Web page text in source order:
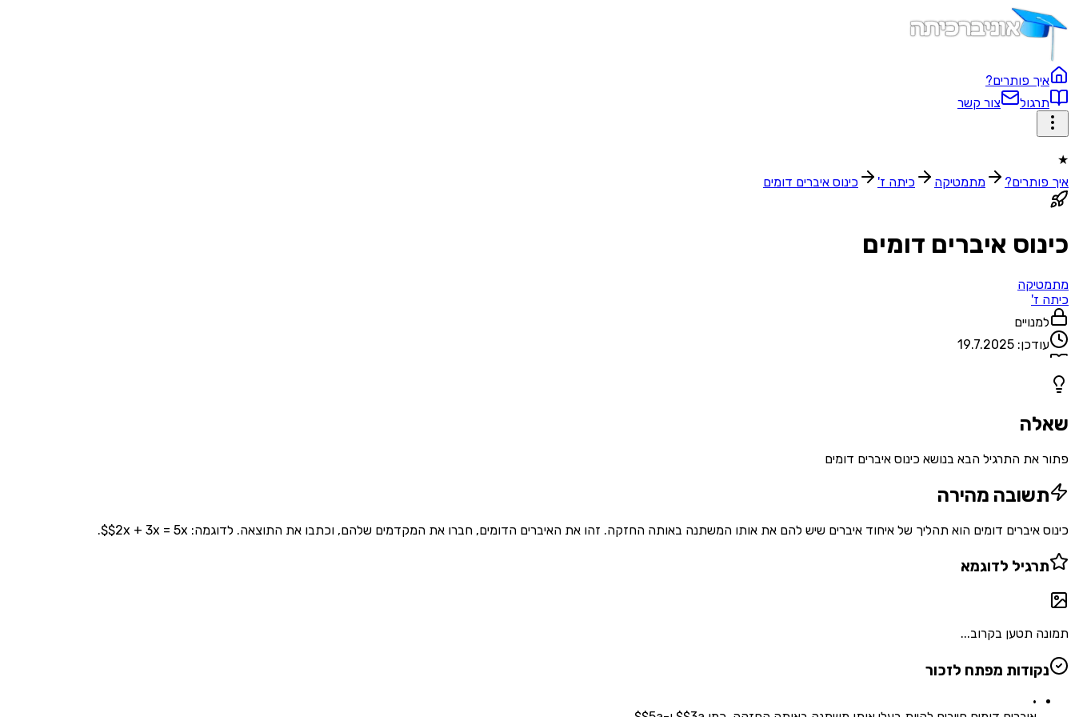
איך פותרים?
תרגול
צור קשר
★
איך פותרים?
מתמטיקה כיתה ז' כינוס איברים דומים
כינוס איברים דומים
מתמטיקה
כיתה ז'
למנויים
עודכן: 19.7.2025
שאלה
פתור את התרגיל הבא בנושא כינוס איברים דומים
תשובה מהירה
כינוס איברים דומים הוא תהליך של איחוד איברים שיש להם את אותו המשתנה באותה החזקה. זהו את האיברים הדומים, חברו את המקדמים שלהם, וכתבו את התוצאה. לדוגמה: $2x + 3x = 5x$.
תרגיל לדוגמא
תמונה תטען בקרוב...
נקודות מפתח לזכור
•